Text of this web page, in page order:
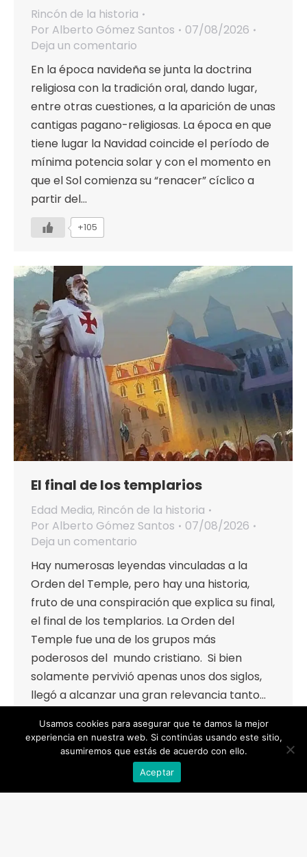
Rincón de la historia
Por Alberto Gómez Santos
07/08/2026
Deja un comentario
En la época navideña se junta la doctrina
religiosa con la tradición oral, dando lugar,
entre otras cuestiones, a la aparición de unas
cantigas pagano-religiosas. La época en que
tiene lugar la Navidad coincide el período de
mínima potencia solar y con el momento en
que el Sol comienza su “renacer” cíclico a
partir del…
+105
El final de los templarios
Edad Media, Rincón de la historia
Por Alberto Gómez Santos
07/08/2026
Deja un comentario
Hay numerosas leyendas vinculadas a la
Orden del Temple, pero hay una historia,
fruto de una conspiración que explica su final,
el final de los templarios. La Orden del
Temple fue una de los grupos más
poderosos del mundo cristiano. Si bien
solamente pervivió apenas unos dos siglos,
llegó a alcanzar una gran relevancia tanto…
+98
Usamos cookies para asegurar que te damos la mejor
experiencia en nuestra web. Si continúas usando este sitio,
asumiremos que estás de acuerdo con ello.
Aceptar